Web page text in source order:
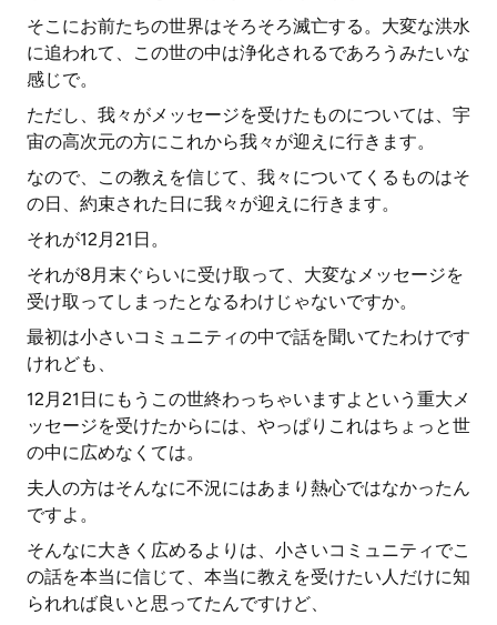
そこにお前たちの世界はそろそろ滅亡する。大変な洪水
に追われて、この世の中は浄化されるであろうみたいな
感じで。
ただし、我々がメッセージを受けたものについては、宇
宙の高次元の方にこれから我々が迎えに行きます。
なので、この教えを信じて、我々についてくるものはそ
の日、約束された日に我々が迎えに行きます。
それが12月21日。
それが8月末ぐらいに受け取って、大変なメッセージを
受け取ってしまったとなるわけじゃないですか。
最初は小さいコミュニティの中で話を聞いてたわけです
けれども、
12月21日にもうこの世終わっちゃいますよという重大メ
ッセージを受けたからには、やっぱりこれはちょっと世
の中に広めなくては。
夫人の方はそんなに不況にはあまり熱心ではなかったん
ですよ。
そんなに大きく広めるよりは、小さいコミュニティでこ
の話を本当に信じて、本当に教えを受けたい人だけに知
られれば良いと思ってたんですけど、